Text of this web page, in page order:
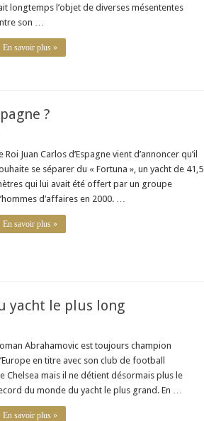
longtemps l’objet de diverses mésententes
son …
En savoir plus »
?
acheter
Roi Juan Carlos d’Espagne vient d’annoncer qu’il
se séparer du « Fortuna », un yacht de 41,5
qui lui avait été offert par un groupe
d’affaires en 2000. …
En savoir plus »
yacht le plus long
Abrahamovic est toujours champion
en titre avec son club de football
Chelsea mais il ne détient désormais plus le
du monde du yacht le plus grand. En …
En savoir plus »